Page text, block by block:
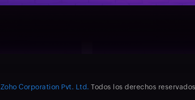
Zoho Corporation Pvt. Ltd. Todos los derechos